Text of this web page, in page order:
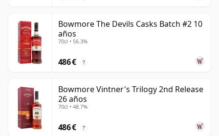
Bowmore The Devils Casks Batch #2 10
años
70cl • 56.3%
486 € ?
Bowmore Vintner's Trilogy 2nd Release
26 años
70cl • 48.7%
486 € ?